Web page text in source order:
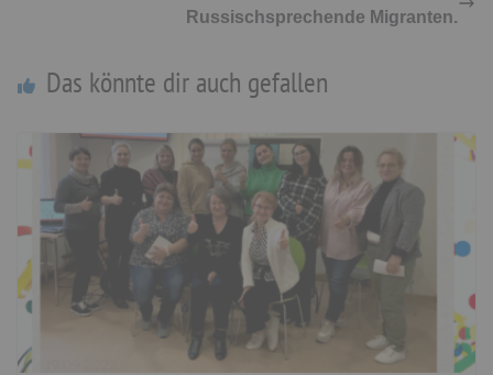
Russischsprechende Migranten.
Das könnte dir auch gefallen